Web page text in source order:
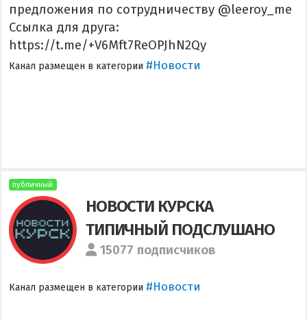
предложения по сотрудничеству @leeroy_me
Ссылка для друга:
https://t.me/+V6Mft7ReOPJhN2Qy
Канал размещен в категории #Новости
публичный
НОВОСТИ КУРСКА
ТИПИЧНЫЙ ПОДСЛУШАНО
15077 подписчиков
Канал размещен в категории #Новости